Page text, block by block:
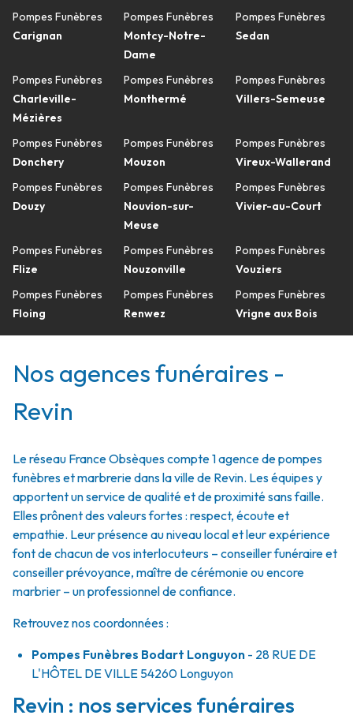
Pompes Funèbres
Carignan
Pompes Funèbres
Charleville-
Mézières
Pompes Funèbres
Donchery
Pompes Funèbres
Douzy
Pompes Funèbres
Flize
Pompes Funèbres
Floing
Pompes Funèbres
Montcy-Notre-
Dame
Pompes Funèbres
Monthermé
Pompes Funèbres
Mouzon
Pompes Funèbres
Nouvion-sur-
Meuse
Pompes Funèbres
Nouzonville
Pompes Funèbres
Renwez
Pompes Funèbres
Sedan
Pompes Funèbres
Villers-Semeuse
Pompes Funèbres
Vireux-Wallerand
Pompes Funèbres
Vivier-au-Court
Pompes Funèbres
Vouziers
Pompes Funèbres
Vrigne aux Bois
Nos agences funéraires -
Revin
Le réseau France Obsèques compte 1 agence de pompes
funèbres et marbrerie dans la ville de Revin. Les équipes y
apportent un service de qualité et de proximité sans faille.
Elles prônent des valeurs fortes : respect, écoute et
empathie. Leur présence au niveau local et leur expérience
font de chacun de vos interlocuteurs – conseiller funéraire et
conseiller prévoyance, maître de cérémonie ou encore
marbrier – un professionnel de confiance.
Retrouvez nos coordonnées :
Pompes Funèbres Bodart Longuyon - 28 RUE DE
L'HÔTEL DE VILLE 54260 Longuyon
Revin : nos services funéraires